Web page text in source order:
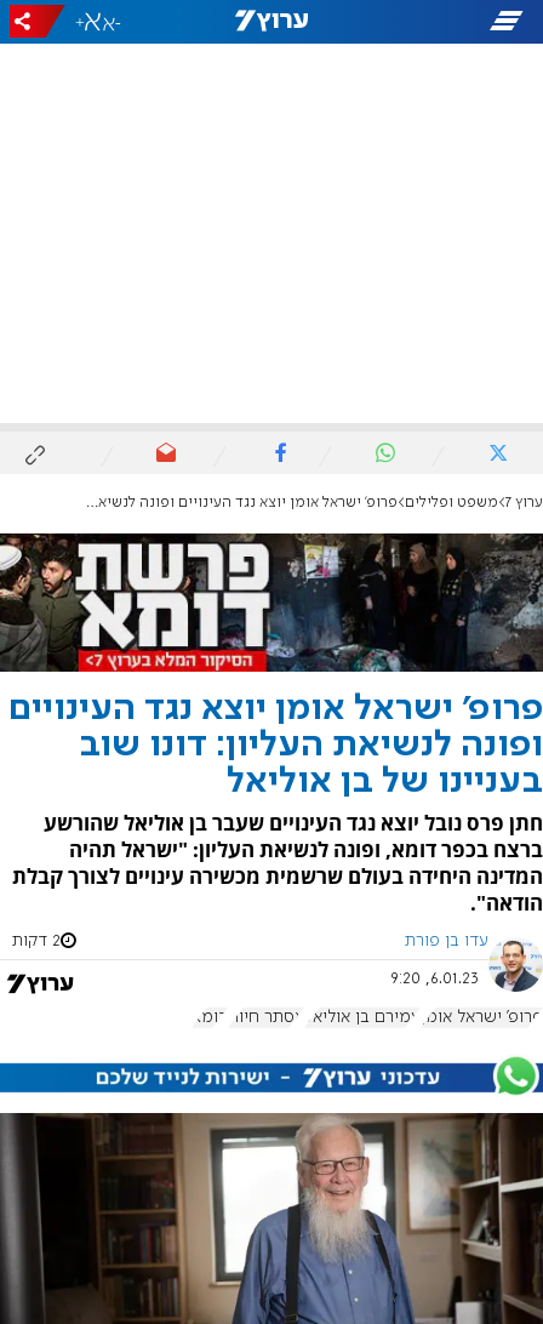
-
+
ערוץ 7 משפט ופלילים פרופ' ישראל אומן יוצא נגד העינויים ופונה לנשיאת העליון: דונו שוב בעניינו של בן אוליאל
פרופ' ישראל אומן יוצא נגד העינויים
ופונה לנשיאת העליון: דונו שוב
בעניינו של בן אוליאל
חתן פרס נובל יוצא נגד העינויים שעבר בן אוליאל שהורשע
ברצח בכפר דומא, ופונה לנשיאת העליון: "ישראל תהיה
המדינה היחידה בעולם שרשמית מכשירה עינויים לצורך קבלת
הודאה".
עדו בן פורת 2 דקות
6.01.23, 9:20
פרופ' ישראל אומן עמירם בן אוליאל אסתר חיות דומא